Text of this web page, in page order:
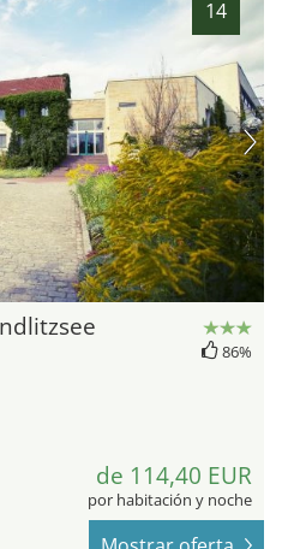
14
86%
de 114,40 EUR
por habitación y noche